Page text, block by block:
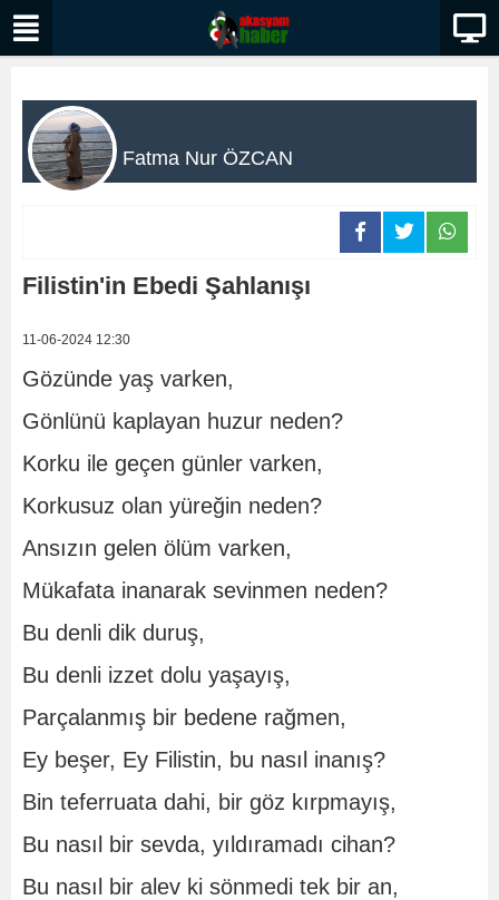
Fatma Nur ÖZCAN
Filistin'in Ebedi Şahlanışı
11-06-2024 12:30
Gözünde yaş varken,
Gönlünü kaplayan huzur neden?
Korku ile geçen günler varken,
Korkusuz olan yüreğin neden?
Ansızın gelen ölüm varken,
Mükafata inanarak sevinmen neden?
Bu denli dik duruş,
Bu denli izzet dolu yaşayış,
Parçalanmış bir bedene rağmen,
Ey beşer, Ey Filistin, bu nasıl inanış?
Bin teferruata dahi, bir göz kırpmayış,
Bu nasıl bir sevda, yıldıramadı cihan?
Bu nasıl bir alev ki sönmedi tek bir an,